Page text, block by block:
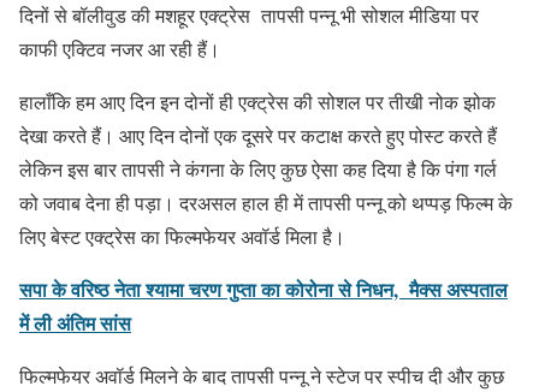
दिनों से बॉलीवुड की मशहूर एक्ट्रेस तापसी पन्नू भी सोशल मीडिया पर
काफी एक्टिव नजर आ रही हैं।
हालाँकि हम आए दिन इन दोनों ही एक्ट्रेस की सोशल पर तीखी नोक झोक
देखा करते हैं। आए दिन दोनों एक दूसरे पर कटाक्ष करते हुए पोस्ट करते हैं
लेकिन इस बार तापसी ने कंगना के लिए कुछ ऐसा कह दिया है कि पंगा गर्ल
को जवाब देना ही पड़ा। दरअसल हाल ही में तापसी पन्नू को थप्पड़ फिल्म के
लिए बेस्ट एक्ट्रेस का फिल्मफेयर अवॉर्ड मिला है।
सपा के वरिष्ठ नेता श्यामा चरण गुप्ता का कोरोना से निधन, मैक्स अस्पताल
में ली अंतिम सांस
फिल्मफेयर अवॉर्ड मिलने के बाद तापसी पन्नू ने स्टेज पर स्पीच दी और कुछ